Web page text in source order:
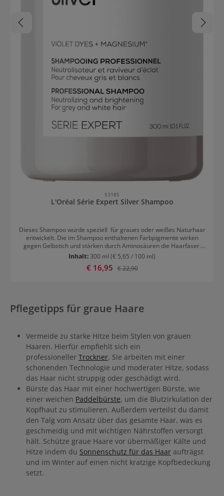
53185
L'Oréal Série Expert Silver Shampoo
Dieses Shampoo wurde speziell für graues oder weißes Naturhaar
entwickelt. Die im Shampoo enthaltenen Farbpigmente wirken
gegen Gelbstich und stärken durch Aminosäuren die Haarfaser.
Das spezielle Gloss Protect System mit Aminosäuren und
anreichernden Farbpigmenten entfernt einen ungewünschten
Inhalt: 300 ml (€ 5,65 / 100 ml)
Verkaufspreis:
€ 16,95 Regulärer Preis:
€ 22,90
Pflegetipps für graue Haare
Vermeide zu starke Hitze beim Stylen von grauen
Haaren. Hierfür empfiehlt sich ein
professioneller Trockner. Sie arbeiten mit einer
schonenden Technologie und moderater Hitze, sodass
das Haar nicht struppig oder geschädigt wird.
Bürste das Haar mit einer hochwertigen Bürste, wie
einer weichen Paddelbürste, um die Blutzirkulation der
Kopfhaut zu stimulieren. Außerdem verteilst du damit
den Talg vom Ansatz über das gesamte Haar, was es
geschmeidig und mit wichtigen Nährstoffen versorgt
hält. Schütze graue Haare vor übermäßiger Kälte und
Hitze indem du Sonnenschutz für das Haar aufträgst
und im Winter auf einen nicht kratzige Kopfbedeckung
setzt.